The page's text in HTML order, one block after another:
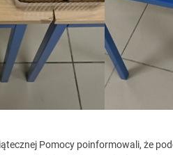
Pomocy poinformowali, że